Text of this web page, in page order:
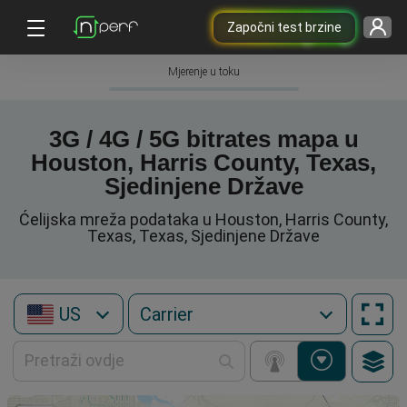
Započni test brzine
Mjerenje u toku
3G / 4G / 5G bitrates mapa u
Houston, Harris County, Texas,
Sjedinjene Države
Ćelijska mreža podataka u Houston, Harris County,
Texas, Texas, Sjedinjene Države
US